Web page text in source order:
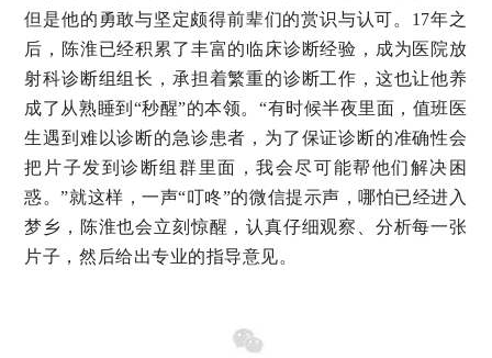
但是他的勇敢与坚定颇得前辈们的赏识与认可。17年之
后，陈淮已经积累了丰富的临床诊断经验，成为医院放
射科诊断组组长，承担着繁重的诊断工作，这也让他养
成了从熟睡到“秒醒”的本领。“有时候半夜里面，值班医
生遇到难以诊断的急诊患者，为了保证诊断的准确性会
把片子发到诊断组群里面，我会尽可能帮他们解决困
惑。”就这样，一声“叮咚”的微信提示声，哪怕已经进入
梦乡，陈淮也会立刻惊醒，认真仔细观察、分析每一张
片子，然后给出专业的指导意见。